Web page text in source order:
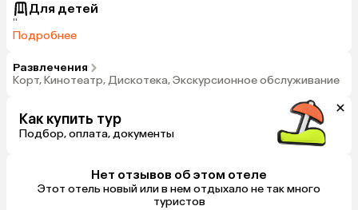
Для детей
''
Подробнее
Развлечения
Корт, Кинотеатр, Дискотека, Экскурсионное обслуживание
Как купить тур
Подбор, оплата, документы
Нет отзывов об этом отеле
Этот отель новый или в нем отдыхало не так много
туристов